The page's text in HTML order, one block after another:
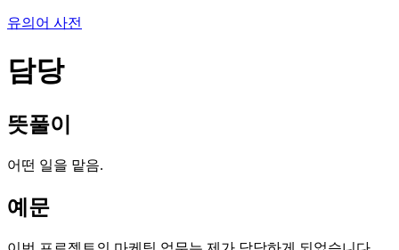
유의어 사전
담당
뜻풀이
어떤 일을 맡음.
예문